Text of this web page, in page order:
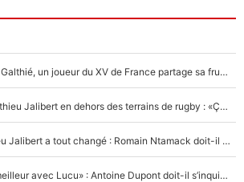
Mis de côté par Fabien Galthié, un joueur du XV de France partage sa frustration : «ils ne me l’ont pas dit tout de suite»
La raison d'être de Matthieu Jalibert en dehors des terrains de rugby : «Ça m'atteint autant que si tu touches à un membre de ma famille»
XV de France - Matthieu Jalibert a tout changé : Romain Ntamack doit-il s’inquiéter pour sa place à un an de la Coupe du monde ?
«Le XV de France est meilleur avec Lucu» : Antoine Dupont doit-il s’inquiéter pour sa place ?